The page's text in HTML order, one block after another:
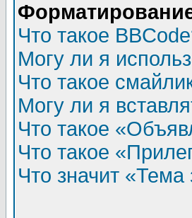
Что такое
Могу ли я
Что такое
Могу ли я
Что такое
Что такое
Что значит «Тема